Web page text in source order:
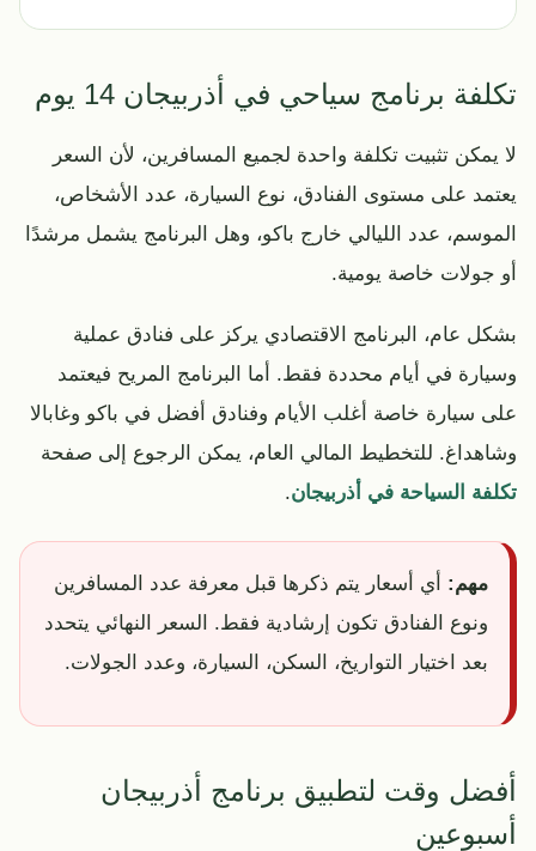
تكلفة برنامج سياحي في أذربيجان 14 يوم
لا يمكن تثبيت تكلفة واحدة لجميع المسافرين، لأن السعر
يعتمد على مستوى الفنادق، نوع السيارة، عدد الأشخاص،
الموسم، عدد الليالي خارج باكو، وهل البرنامج يشمل مرشدًا
أو جولات خاصة يومية.
بشكل عام، البرنامج الاقتصادي يركز على فنادق عملية
وسيارة في أيام محددة فقط. أما البرنامج المريح فيعتمد
على سيارة خاصة أغلب الأيام وفنادق أفضل في باكو وغابالا
وشاهداغ. للتخطيط المالي العام، يمكن الرجوع إلى صفحة
تكلفة السياحة في أذربيجان.
مهم: أي أسعار يتم ذكرها قبل معرفة عدد المسافرين
ونوع الفنادق تكون إرشادية فقط. السعر النهائي يتحدد
بعد اختيار التواريخ، السكن، السيارة، وعدد الجولات.
أفضل وقت لتطبيق برنامج أذربيجان
أسبوعين